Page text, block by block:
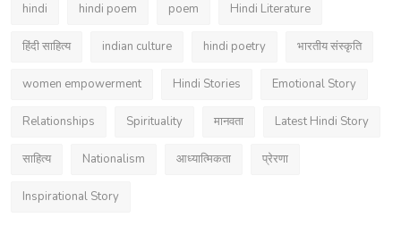
hindi hindi poem poem Hindi Literature
हिंदी साहित्य indian culture hindi poetry भारतीय संस्कृति
women empowerment Hindi Stories Emotional Story
Relationships Spirituality मानवता Latest Hindi Story
साहित्य Nationalism आध्यात्मिकता प्रेरणा
Inspirational Story